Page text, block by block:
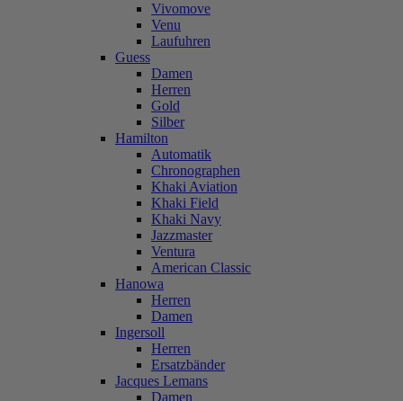
Vivomove
Venu
Laufuhren
Guess
Damen
Herren
Gold
Silber
Hamilton
Automatik
Chronographen
Khaki Aviation
Khaki Field
Khaki Navy
Jazzmaster
Ventura
American Classic
Hanowa
Herren
Damen
Ingersoll
Herren
Ersatzbänder
Jacques Lemans
Damen